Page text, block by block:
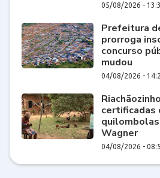
05/08/2026 -
Prefeitura
prorroga
concurso
mudou
04/08/2026 -
certificadas
Wagner
04/08/2026 -